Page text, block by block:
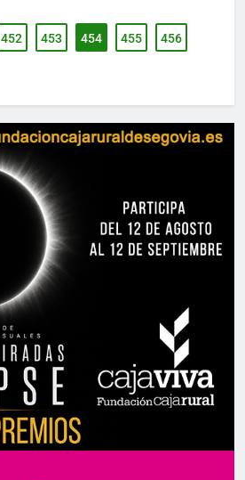
452 453 454 455 456